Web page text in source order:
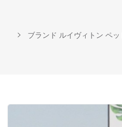
ブランド ルイヴィトン ペ